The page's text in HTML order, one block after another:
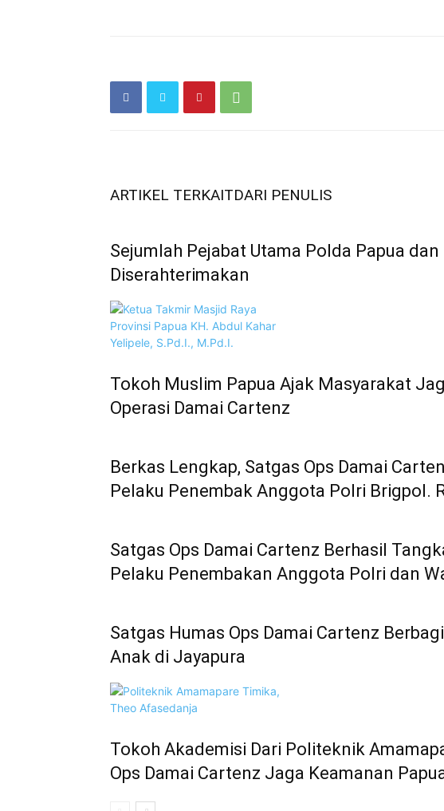
ARTIKEL TERKAITDARI PENULIS
Sejumlah Pejabat Utama Polda Papua
Diserahterimakan
Tokoh Muslim Papua Ajak Masyarakat
Operasi Damai Cartenz
Berkas Lengkap, Satgas Ops Damai
Pelaku Penembak Anggota Polri Brigpol.
Satgas Ops Damai Cartenz Berhasil
Pelaku Penembakan Anggota Polri dan
Satgas Humas Ops Damai Cartenz
Anak di Jayapura
Tokoh Akademisi Dari Politeknik
Ops Damai Cartenz Jaga Keamanan